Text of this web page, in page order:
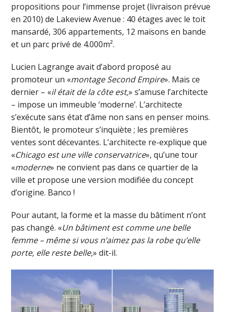
propositions pour l’immense projet (livraison prévue
en 2010) de Lakeview Avenue : 40 étages avec le toit
mansardé, 306 appartements, 12 maisons en bande
et un parc privé de 4.000m².
Lucien Lagrange avait d’abord proposé au
promoteur un «montage Second Empire». Mais ce
dernier – «il était de la côte est,» s’amuse l’architecte
– impose un immeuble ‘moderne’. L’architecte
s’exécute sans état d’âme non sans en penser moins.
Bientôt, le promoteur s’inquiète ; les premières
ventes sont décevantes. L’architecte re-explique que
«Chicago est une ville conservatrice», qu’une tour
«moderne» ne convient pas dans ce quartier de la
ville et propose une version modifiée du concept
d’origine. Banco !
Pour autant, la forme et la masse du bâtiment n’ont
pas changé. «Un bâtiment est comme une belle
femme – même si vous n’aimez pas la robe qu’elle
porte, elle reste belle,» dit-il.